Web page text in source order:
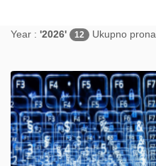
Year : '2026' 12 Ukupno